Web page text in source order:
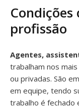
profissão
Agentes,
trabalham nos
ou privadas. São
em equipe, tendo
trabalho é fechado